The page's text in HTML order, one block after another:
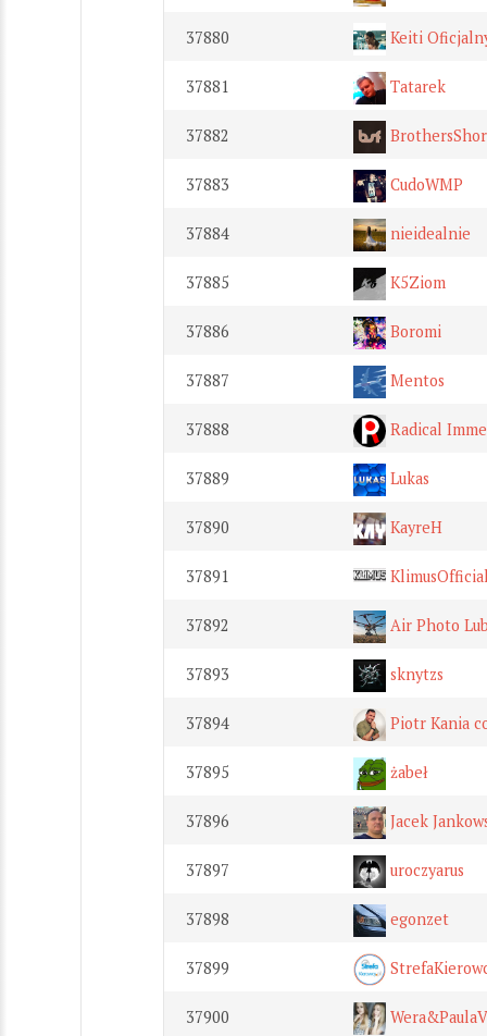
37880 Keiti
37881 Tatarek
37882
37883 CudoWMP
37884 nieidealnie
37885 K5Ziom
37886 Boromi
37887 Mentos
37888 Radical
37889 Lukas
37890 KayreH
37891
37892 Air Photo
37893 sknytzs
37894 Piotr Kania
37895 żabeł
37896 Jacek
37897 uroczyarus
37898 egonzet
37899
37900